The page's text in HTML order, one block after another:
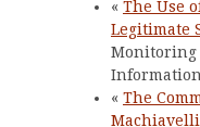
« The Use
Legitimate
Monitoring
« The